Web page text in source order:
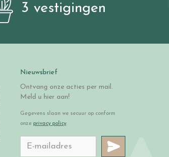
3 vestigingen
Nieuwsbrief
Ontvang onze acties per mail.
Meld u hier aan!
Gegevens slaan we secuur op conform
onze privacy policy.